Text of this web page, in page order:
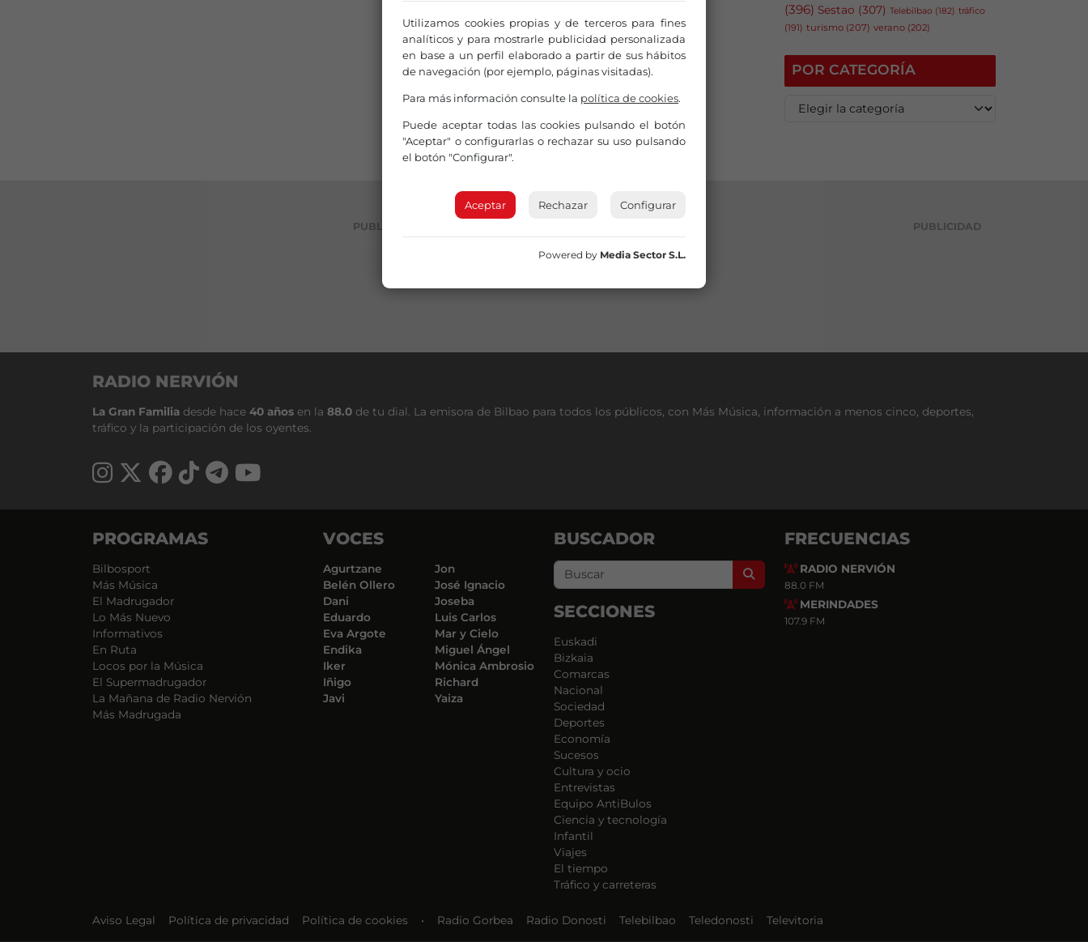
(396) Sestao (307) Telebilbao (182) tráfico
(191) turismo (207) verano (202)
POR CATEGORÍA
PUBLICIDAD PUBLICIDAD
RADIO NERVIÓN
La Gran Familia desde hace 40 años en la 88.0 de tu dial. La emisora de Bilbao para todos los públicos, con Más Música, información a menos cinco, deportes,
tráfico y la participación de los oyentes.
PROGRAMAS
Bilbosport
Más Música
El Madrugador
Lo Más Nuevo
Informativos
En Ruta
Locos por la Música
El Supermadrugador
La Mañana de Radio Nervión
Más Madrugada
VOCES
Agurtzane
Belén Ollero
Dani
Eduardo
Eva Argote
Endika
Iker
Iñigo
Javi
Jon
José Ignacio
Joseba
Luis Carlos
Mar y Cielo
Miguel Ángel
Mónica Ambrosio
Richard
Yaiza
BUSCADOR
Search
SECCIONES
Euskadi
Bizkaia
Comarcas
Nacional
Sociedad
Deportes
Economía
Sucesos
Cultura y ocio
Entrevistas
Equipo AntiBulos
Ciencia y tecnología
Infantil
Viajes
El tiempo
Tráfico y carreteras
FRECUENCIAS
RADIO NERVIÓN
88.0 FM
MERINDADES
107.9 FM
Aviso Legal Política de privacidad Política de cookies • Radio Gorbea Radio Donosti Telebilbao Teledonosti Televitoria
Utilizamos cookies propias y de terceros para fines
analíticos y para mostrarle publicidad personalizada
en base a un perfil elaborado a partir de sus hábitos
de navegación (por ejemplo, páginas visitadas).
Para más información consulte la política de cookies.
Puede aceptar todas las cookies pulsando el botón
"Aceptar" o configurarlas o rechazar su uso pulsando
el botón "Configurar".
Aceptar Rechazar Configurar
Powered by Media Sector S.L.